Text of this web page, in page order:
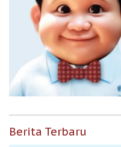
Berita Terbaru